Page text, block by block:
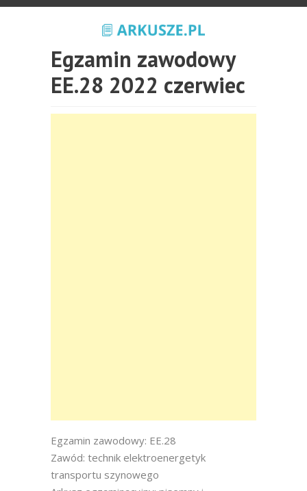
Egzamin zawodowy
EE.28 2022 czerwiec
Egzamin zawodowy: EE.28
Zawód: technik elektroenergetyk
transportu szynowego